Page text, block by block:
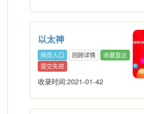
以太神
网页入口 回顾详情
收藏直达
提交失效
收录时间:2021-01-42